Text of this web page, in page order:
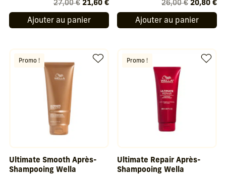
27,00€ Le
prix
initial
21,60 €Le
prix
actuel
Ajouter au panier
26,00€ Le
prix
initial
20,80€Le
Ajouter au panier
Promo !
Ultimate Smooth Après-
Shampooing Wella
Promo !
Ultimate Repair Après-
Shampooing Wella